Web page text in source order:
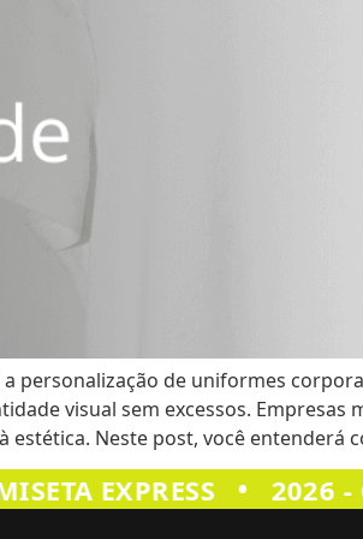
a personalização de uniformes
visual sem excessos.
estética. Neste post, você entenderá
EXPRESS 2026 -